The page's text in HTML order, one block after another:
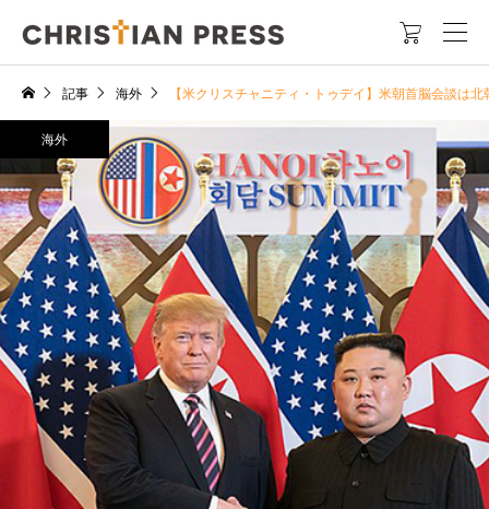

記事 海外 【米クリスチャニティ・トゥデイ】米朝首脳会談は
海外